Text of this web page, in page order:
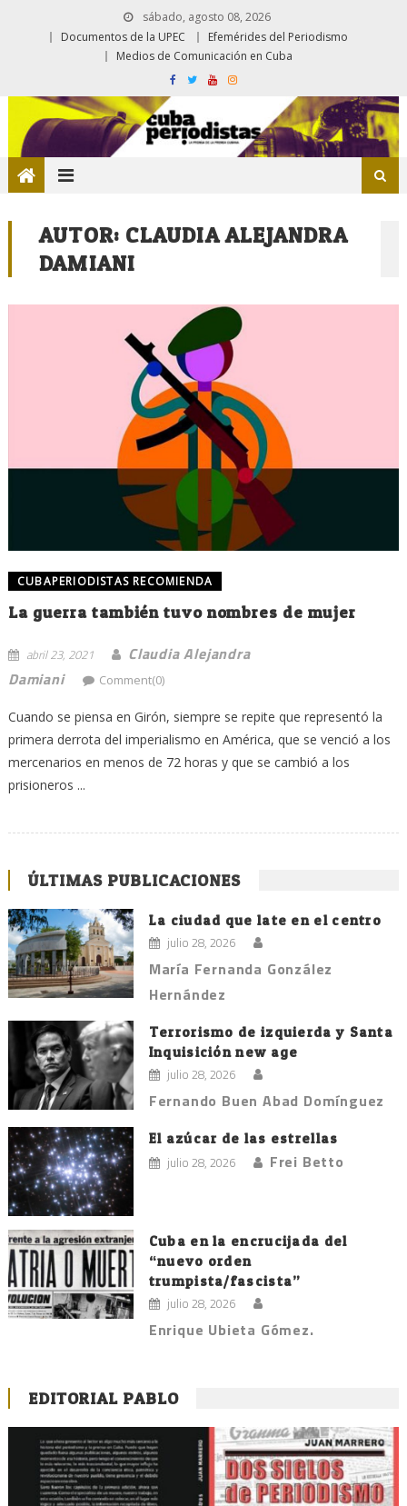
sábado, agosto 08, 2026
Documentos de la UPEC
Efemérides del Periodismo
Medios de Comunicación en Cuba
AUTOR: CLAUDIA ALEJANDRA
DAMIANI
CUBAPERIODISTAS RECOMIENDA
La guerra también tuvo nombres de mujer
abril 23, 2021
Claudia Alejandra
Damiani
Comment(0)
Cuando se piensa en Girón, siempre se repite que representó la
primera derrota del imperialismo en América, que se venció a los
mercenarios en menos de 72 horas y que se cambió a los
prisioneros ...
ÚLTIMAS PUBLICACIONES
La ciudad que late en el centro
julio 28, 2026
María Fernanda González
Hernández
Terrorismo de izquierda y Santa
Inquisición new age
julio 28, 2026
Fernando Buen Abad Domínguez
El azúcar de las estrellas
julio 28, 2026 Frei Betto
Cuba en la encrucijada del
“nuevo orden
trumpista/fascista”
julio 28, 2026
Enrique Ubieta Gómez.
EDITORIAL PABLO